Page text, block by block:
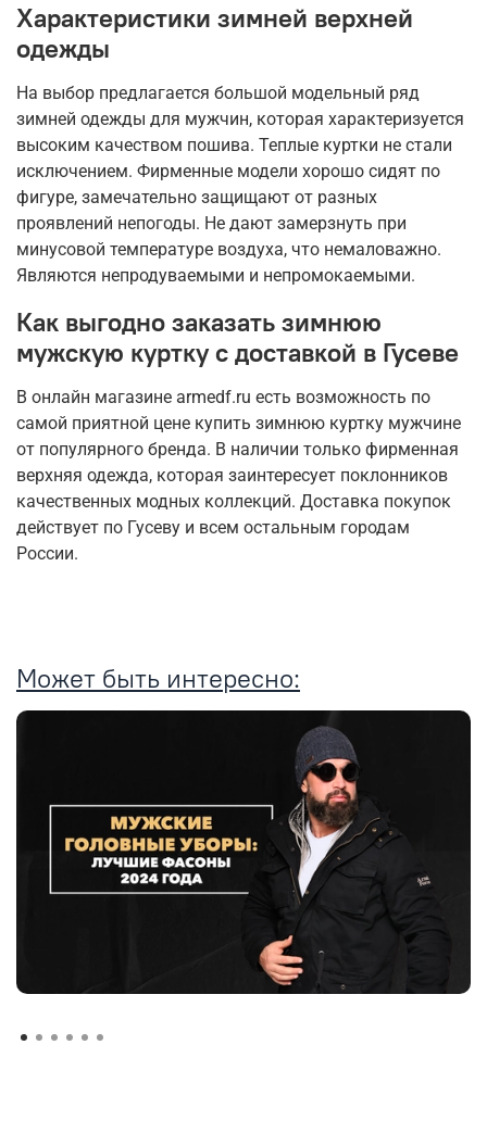
Характеристики зимней верхней
одежды
На выбор предлагается большой модельный ряд
зимней одежды для мужчин, которая характеризуется
высоким качеством пошива. Теплые куртки не стали
исключением. Фирменные модели хорошо сидят по
фигуре, замечательно защищают от разных
проявлений непогоды. Не дают замерзнуть при
минусовой температуре воздуха, что немаловажно.
Являются непродуваемыми и непромокаемыми.
Как выгодно заказать зимнюю
мужскую куртку с доставкой в Гусеве
В онлайн магазине armedf.ru есть возможность по
самой приятной цене купить зимнюю куртку мужчине
от популярного бренда. В наличии только фирменная
верхняя одежда, которая заинтересует поклонников
качественных модных коллекций. Доставка покупок
действует по Гусеву и всем остальным городам
России.
Может быть интересно: